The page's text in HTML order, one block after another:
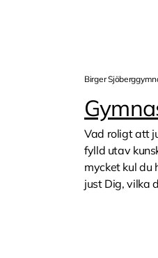
Birger
Vad roligt att
fylld utav
mycket kul du
just Dig, vilka